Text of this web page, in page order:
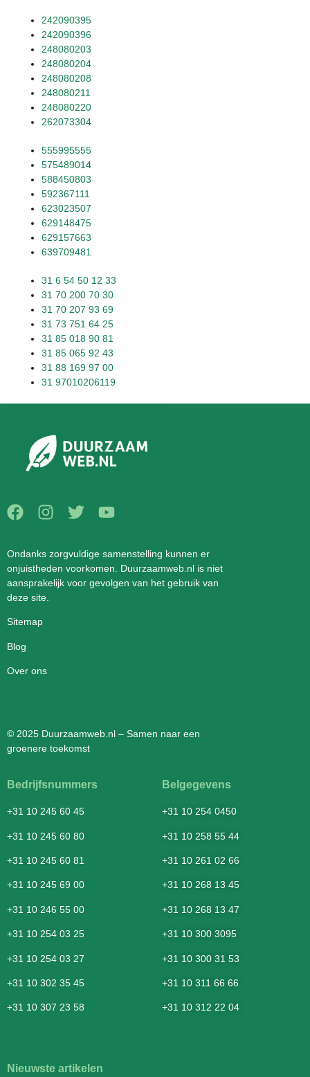
242090395
242090396
248080203
248080204
248080208
248080211
248080220
262073304
555995555
575489014
588450803
592367111
623023507
629148475
629157663
639709481
31 6 54 50 12 33
31 70 200 70 30
31 70 207 93 69
31 73 751 64 25
31 85 018 90 81
31 85 065 92 43
31 88 169 97 00
31 97010206119
Ondanks zorgvuldige samenstelling kunnen er
onjuistheden voorkomen. Duurzaamweb.nl is niet
aansprakelijk voor gevolgen van het gebruik van
deze site.
Sitemap
Blog
Over ons
© 2025 Duurzaamweb.nl – Samen naar een
groenere toekomst
Bedrijfsnummers
+31 10 245 60 45
+31 10 245 60 80
+31 10 245 60 81
+31 10 245 69 00
+31 10 246 55 00
+31 10 254 03 25
+31 10 254 03 27
+31 10 302 35 45
+31 10 307 23 58
Belgegevens
+31 10 254 0450
+31 10 258 55 44
+31 10 261 02 66
+31 10 268 13 45
+31 10 268 13 47
+31 10 300 3095
+31 10 300 31 53
+31 10 311 66 66
+31 10 312 22 04
Nieuwste artikelen